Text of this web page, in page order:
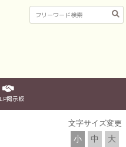
掲示板
文字サイズ変更
小 中 大